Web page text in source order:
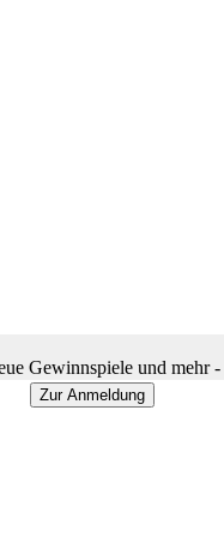
Gewinnspiele und mehr -